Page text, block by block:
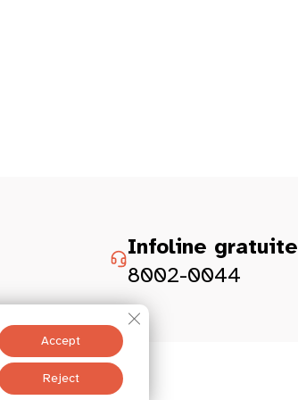
Infoline gratuite
8002-0044
Aspekter
Accept
Reject
Close GDPR Cookie Banner